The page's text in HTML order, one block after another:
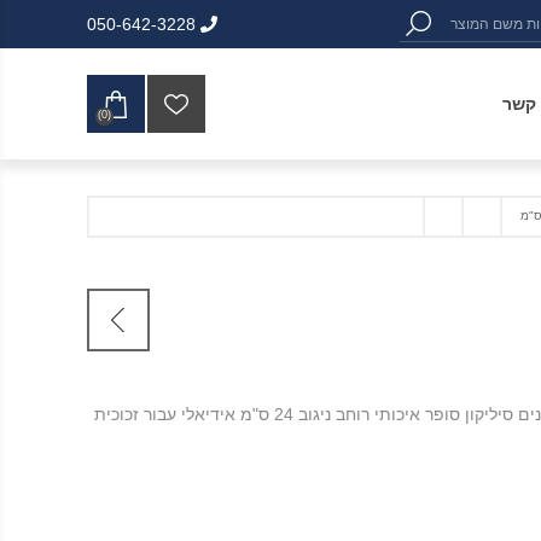
050-642-3228
קשר
(0)
מגב מטבחים ומקלחונים סיליקון סופר איכותי רוחב ניגוב 24 ס"מ אידיאלי עבור זכוכית